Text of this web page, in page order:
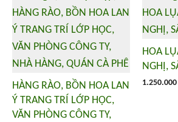
HÀNG RÀO, BỒN HOA LAN
Ý TRANG TRÍ LỚP HỌC,
VĂN PHÒNG CÔNG TY,
HOA
NGHỊ,